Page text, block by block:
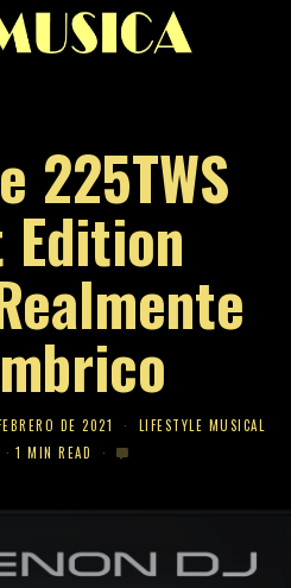
225TWS
Edition
DE 2021
LIFESTYLE MUSICAL
1 MIN READ